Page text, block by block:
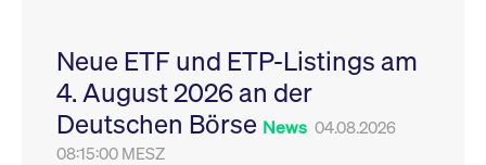
Neue ETF und ETP-Listings am
4. August 2026 an der
Deutschen Börse News 04.08.2026
08:15:00 MESZ